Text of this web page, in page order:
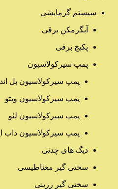
سیستم گرمایشی
آبگرمکن برقی
پکیج برقی
پمپ سیرکولاسیون
پمپ سیرکولاسیون بل
پمپ سیرکولاسیون ویتو
پمپ سیرکولاسیون لئو
پمپ سیرکولاسیون داب
دیگ های چدنی
سختی گیر مغناطیسی
سختی گیر رزینی